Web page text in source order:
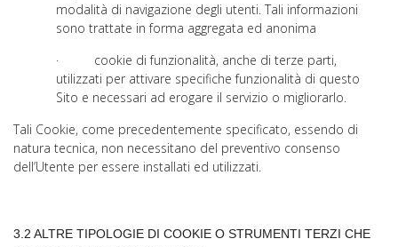
modalità di navigazione degli utenti. Tali informazioni
sono trattate in forma aggregata ed anonima
· cookie di funzionalità, anche di terze parti,
utilizzati per attivare specifiche funzionalità di questo
Sito e necessari ad erogare il servizio o migliorarlo.
Tali Cookie, come precedentemente specificato, essendo di
natura tecnica, non necessitano del preventivo consenso
dell’Utente per essere installati ed utilizzati.
3.2 ALTRE TIPOLOGIE DI COOKIE O STRUMENTI TERZI CHE